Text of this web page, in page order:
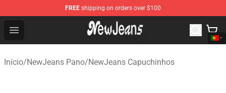
FREE shipping on orders over $100
Open menu
NewJeans Store - Official NewJeans Merchandise Shop
Início/NewJeans Pano/NewJeans Capuchinhos